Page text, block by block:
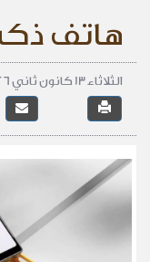
هاتف
الثلاثاء 13 كانون ثاني 2026